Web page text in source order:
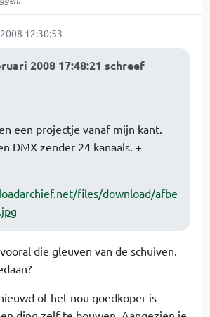
12:30:53
2008 17:48:21 schreef
een projectje vanaf mijn kant.
DMX zender 24 kanaals. +
files/download/afbe
die gleuven van de schuiven.
of het nou goedkoper is